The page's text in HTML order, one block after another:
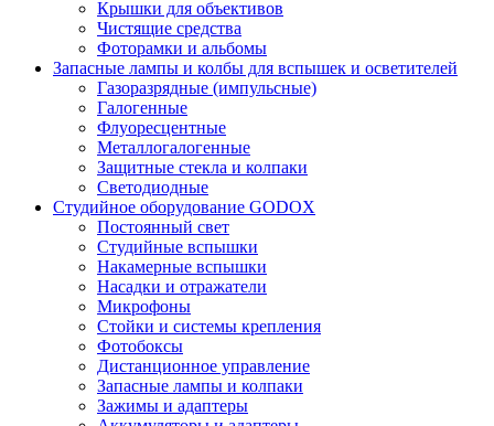
Крышки для объективов
Чистящие средства
Фоторамки и альбомы
Запасные лампы и колбы для вспышек и осветителей
Газоразрядные (импульсные)
Галогенные
Флуоресцентные
Металлогалогенные
Защитные стекла и колпаки
Светодиодные
Студийное оборудование GODOX
Постоянный свет
Студийные вспышки
Накамерные вспышки
Насадки и отражатели
Микрофоны
Стойки и системы крепления
Фотобоксы
Дистанционное управление
Запасные лампы и колпаки
Зажимы и адаптеры